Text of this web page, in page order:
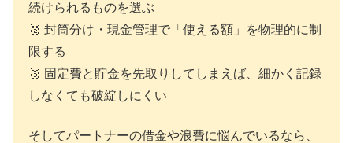
続けられるものを選ぶ
🥈 封筒分け・現金管理で「使える額」を物理的に制
限する
🥉 固定費と貯金を先取りしてしまえば、細かく記録
しなくても破綻しにくい
そしてパートナーの借金や浪費に悩んでいるなら、